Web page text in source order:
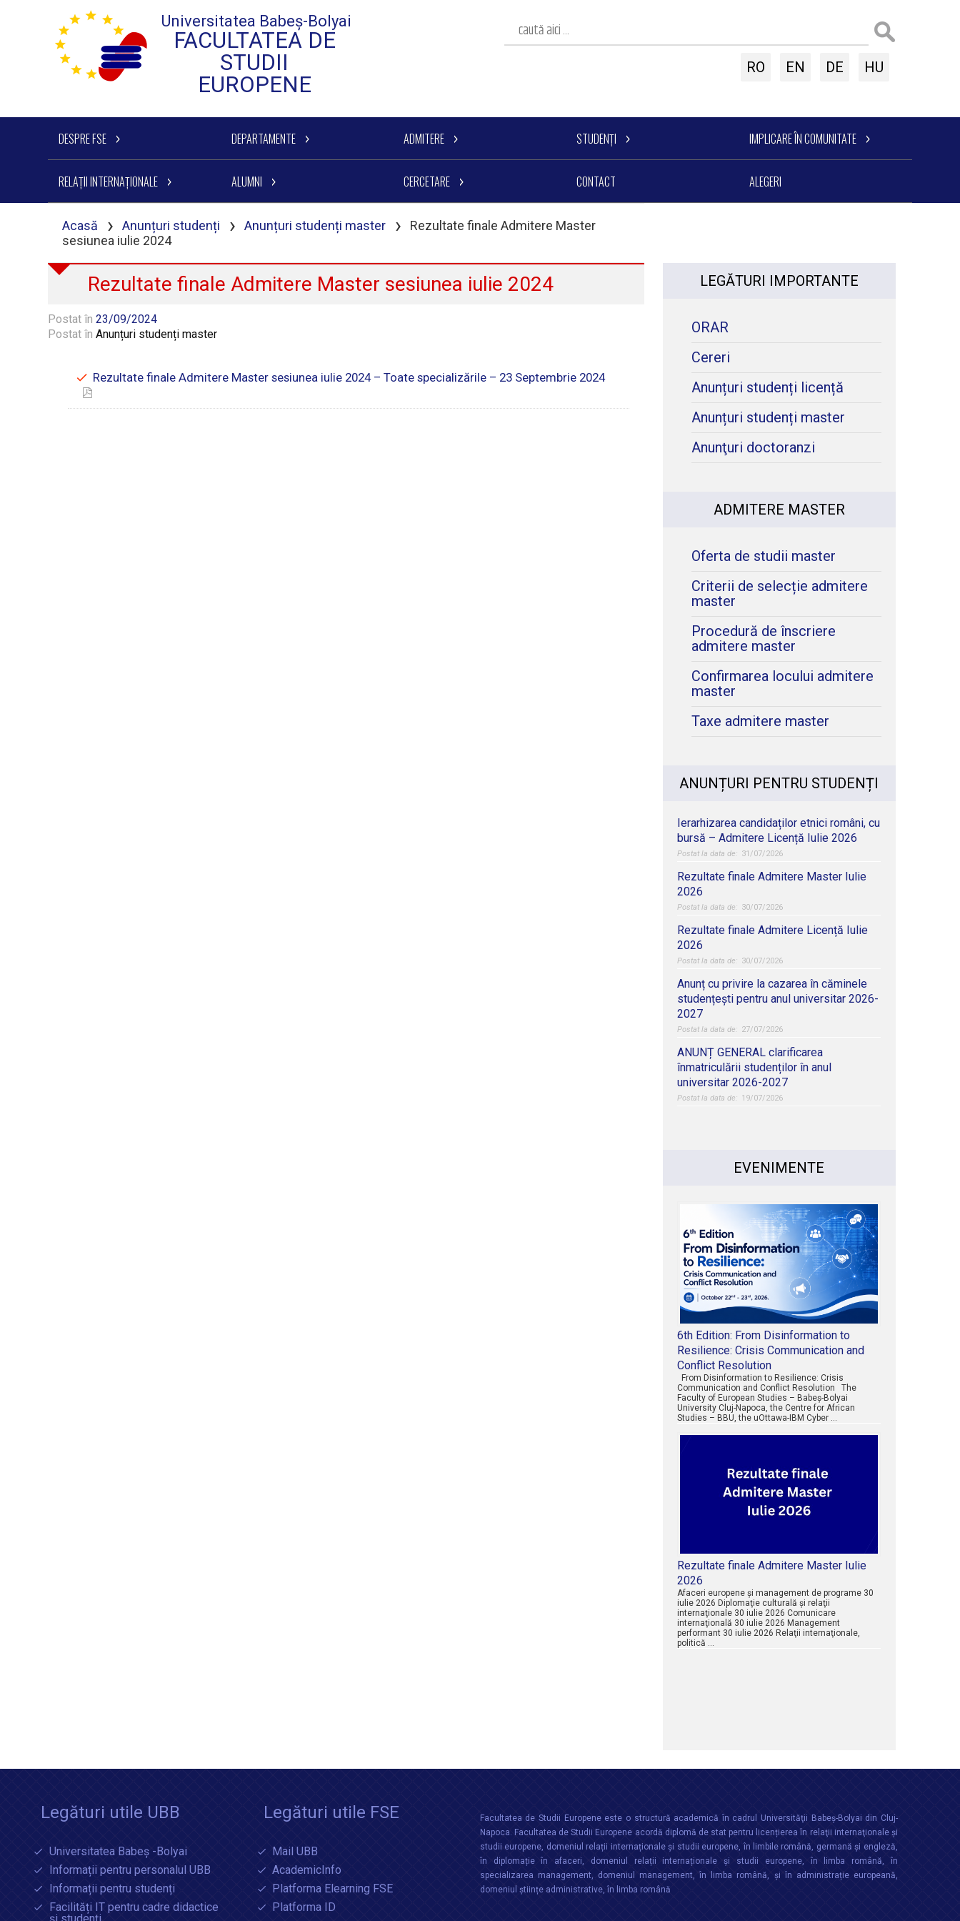
Universitatea Babeș-Bolyai
FACULTATEA DE
STUDII
EUROPENE
RO EN DE HU
DESPRE FSE DEPARTAMENTE ADMITERE STUDENȚI IMPLICARE ÎN COMUNITATE
RELAȚII INTERNAȚIONALE ALUMNI CERCETARE CONTACT ALEGERI
Acasă › Anunțuri studenți › Anunțuri studenți master ›
Rezultate finale Admitere Master
sesiunea iulie 2024
Rezultate finale Admitere Master sesiunea iulie 2024
Postat în23/09/2024
Postat înAnunțuri studenți master
Rezultate finale Admitere Master sesiunea iulie 2024 – Toate specializările – 23 Septembrie 2024
LEGĂTURI IMPORTANTE
ORAR
Cereri
Anunțuri studenți licență
Anunțuri studenți master
Anunţuri doctoranzi
ADMITERE MASTER
Oferta de studii master
Criterii de selecție admitere
master
Procedură de înscriere
admitere master
Confirmarea locului admitere
master
Taxe admitere master
ANUNȚURI PENTRU STUDENȚI
Ierarhizarea candidaților etnici români, cu
bursă – Admitere Licență Iulie 2026
31/07/2026
Rezultate finale Admitere Master Iulie
2026
30/07/2026
Rezultate finale Admitere Licență Iulie
2026
30/07/2026
Anunț cu privire la cazarea în căminele
studențești pentru anul universitar 2026-
2027
27/07/2026
ANUNȚ GENERAL clarificarea
înmatriculării studenților în anul
universitar 2026-2027
19/07/2026
EVENIMENTE
6th Edition: From Disinformation to
Resilience: Crisis Communication and
Conflict Resolution
From Disinformation to Resilience: Crisis
Communication and Conflict Resolution The
Faculty of European Studies – Babeș-Bolyai
University Cluj-Napoca, the Centre for African
Studies – BBU, the uOttawa-IBM Cyber …
Rezultate finale Admitere Master Iulie
2026
Afaceri europene şi management de programe 30
iulie 2026 Diplomaţie culturală şi relaţii
internaţionale 30 iulie 2026 Comunicare
internaţională 30 iulie 2026 Management
performant 30 iulie 2026 Relaţii internaţionale,
politică …
Legături utile UBB
Universitatea Babeș -Bolyai
Informații pentru personalul UBB
Informații pentru studenți
Facilități IT pentru cadre didactice
Legături utile FSE
Mail UBB
AcademicInfo
Platforma Elearning FSE
Platforma ID
Facultatea de Studii Europene este o structură academică în cadrul Universităţii Babeș-Bolyai din Cluj-
Napoca. Facultatea de Studii Europene acordă diplomă de stat pentru licențierea în relaţii internaţionale şi
studii europene, domeniul relații internaționale şi studii europene, în limbile română, germană și engleză,
în diplomație în afaceri, domeniul relații internaționale și studii europene, în limba română, în
specializarea management, domeniul management, în limba română, și în administrație europeană,
domeniul științe administrative, în limba română